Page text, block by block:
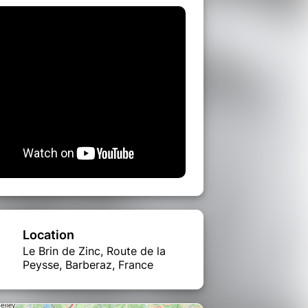
Location
Le Brin de Zinc, Route de la
Peysse, Barberaz, France